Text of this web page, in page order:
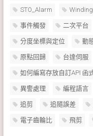
STO_Alarm
事件觸發 二次平台
分度坐標與定位 動
原點回歸 台達伺服
如何編寫存放自訂API 函
異警處理 編程語言
追剪 追隨誤差
電子齒輪比 飛剪